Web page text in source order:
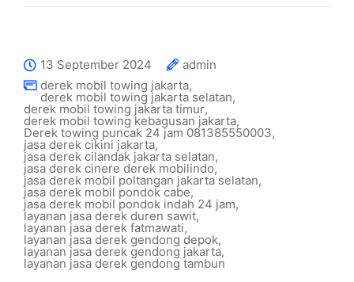
13 September 2024
admin
derek mobil towing jakarta,
derek mobil towing jakarta selatan,
derek mobil towing jakarta timur,
derek mobil towing kebagusan jakarta,
Derek towing puncak 24 jam 081385550003,
jasa derek cikini jakarta,
jasa derek cilandak jakarta selatan,
jasa derek cinere derek mobilindo,
jasa derek mobil poltangan jakarta selatan,
jasa derek mobil pondok cabe,
jasa derek mobil pondok indah 24 jam,
layanan jasa derek duren sawit,
layanan jasa derek fatmawati,
layanan jasa derek gendong depok,
layanan jasa derek gendong jakarta,
layanan jasa derek gendong tambun